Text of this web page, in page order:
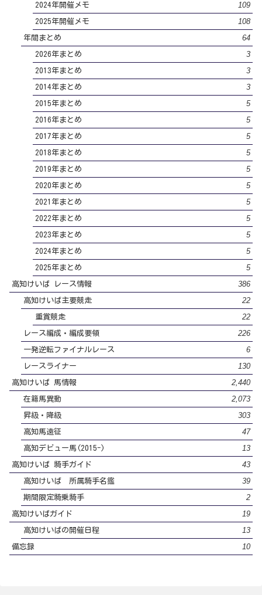
2024年開催メモ 109
2025年開催メモ 108
年間まとめ 64
2026年まとめ 3
2013年まとめ 3
2014年まとめ 3
2015年まとめ 5
2016年まとめ 5
2017年まとめ 5
2018年まとめ 5
2019年まとめ 5
2020年まとめ 5
2021年まとめ 5
2022年まとめ 5
2023年まとめ 5
2024年まとめ 5
2025年まとめ 5
高知けいば レース情報 386
高知けいば主要競走 22
重賞競走 22
レース編成・編成要領 226
一発逆転ファイナルレース 6
レースライナー 130
高知けいば 馬情報 2,440
在籍馬異動 2,073
昇級・降級 303
高知馬遠征 47
高知デビュー馬(2015-) 13
高知けいば 騎手ガイド 43
高知けいば 所属騎手名鑑 39
期間限定騎乗騎手 2
高知けいばガイド 19
高知けいばの開催日程 13
備忘録 10